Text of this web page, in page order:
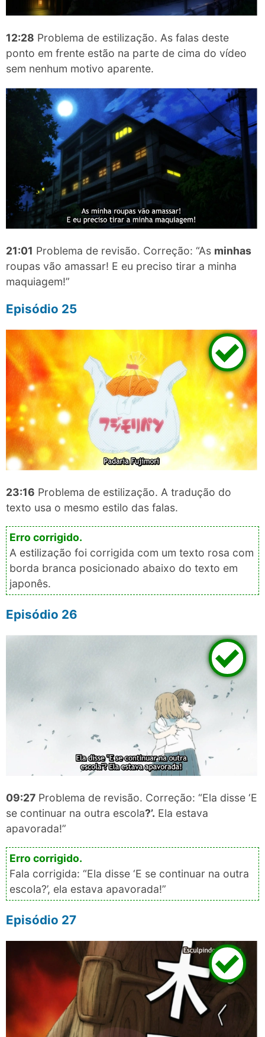
12:28 Problema de estilização. As falas deste
ponto em frente estão na parte de cima do vídeo
sem nenhum motivo aparente.
21:01 Problema de revisão. Correção: “As minhas
roupas vão amassar! E eu preciso tirar a minha
maquiagem!”
Episódio 25
23:16 Problema de estilização. A tradução do
texto usa o mesmo estilo das falas.
A estilização foi corrigida com um texto rosa com
borda branca posicionado abaixo do texto em
japonês.
Episódio 26
09:27 Problema de revisão. Correção: “Ela disse ‘E
se continuar na outra escola​?’. Ela estava
apavorada!”
Fala corrigida: “Ela disse ‘E se continuar na outra
escola?’, ela estava apavorada!”
Episódio 27